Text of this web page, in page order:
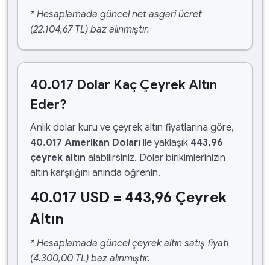
* Hesaplamada güncel net asgari ücret
(22.104,67 TL) baz alınmıştır.
40.017 Dolar Kaç Çeyrek Altın
Eder?
Anlık dolar kuru ve çeyrek altın fiyatlarına göre,
40.017 Amerikan Doları ile yaklaşık 443,96
çeyrek altın alabilirsiniz. Dolar birikimlerinizin
altın karşılığını anında öğrenin.
40.017 USD = 443,96 Çeyrek
Altın
* Hesaplamada güncel çeyrek altın satış fiyatı
(4.300,00 TL) baz alınmıştır.